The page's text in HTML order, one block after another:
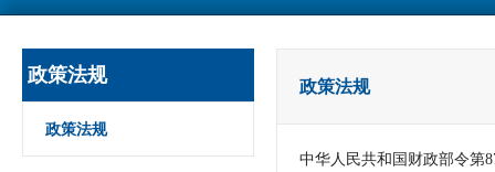
政策法规
政策法规
政策法规
中华人民共和国财政部令